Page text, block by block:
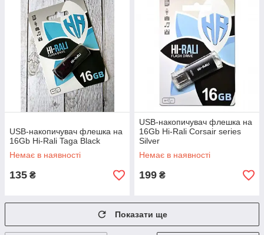
USB-накопичувач флешка на
16Gb Hi-Rali Taga Black
Немає в наявності
135 ₴
USB-накопичувач флешка на
16Gb Hi-Rali Corsair series
Silver
Немає в наявності
199 ₴
Показати ще